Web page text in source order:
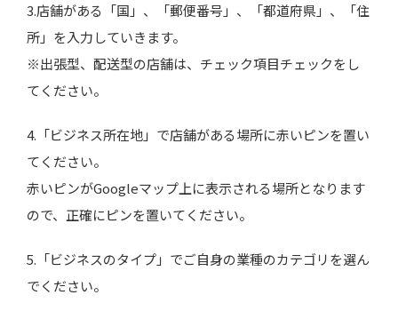
3.店舗がある「国」、「郵便番号」、「都道府県」、「住
所」を入力していきます。
※出張型、配送型の店舗は、チェック項目チェックをし
てください。
4.「ビジネス所在地」で店舗がある場所に赤いピンを置い
てください。
赤いピンがGoogleマップ上に表示される場所となります
ので、正確にピンを置いてください。
5.「ビジネスのタイプ」でご自身の業種のカテゴリを選ん
でください。